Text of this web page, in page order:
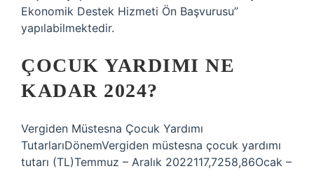
Ekonomik Destek Hizmeti Ön Başvurusu”
yapılabilmektedir.
ÇOCUK YARDIMI NE
KADAR 2024?
Vergiden Müstesna Çocuk Yardımı
TutarlarıDönemVergiden müstesna çocuk yardımı
tutarı (TL)Temmuz – Aralık 2022117,7258,86Ocak –